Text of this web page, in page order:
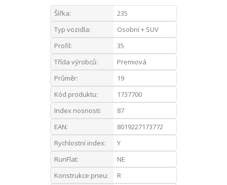
Šířka:
235
Typ vozidla:
Osobní + SUV
Profil:
35
Třída výrobců:
Premiová
Průměr:
19
Kód produktu:
1737700
Index nosnosti:
87
EAN:
8019227173772
Rychlostní index:
Y
RunFlat:
NE
Konstrukce pneu:
R